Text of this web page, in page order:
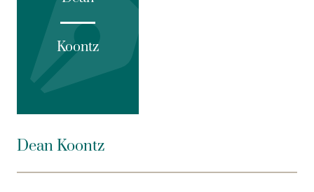
gevaarlijk dat ze misschien maar beter verborgen
kan blijven…
Dean Koontz is een van de grootste en succesvolste
Amerikaanse schrijvers van suspensethrillers. Hij
schreef meer dan honderd romans, waarvan
werden verkocht.
Koontz
Dean Koontz